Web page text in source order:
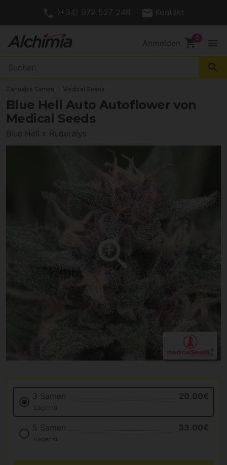
(+34) 972 527 248 Kontakt
Anmelden shopping_cart menu
search
Cannabis Samen Medical Seeds
Blue Hell Auto Autoflower von
Medical Seeds
Blue Hell x Ruderalys
3 Samen 20.00€
Lagernd
5 Samen 33.00€
Lagernd